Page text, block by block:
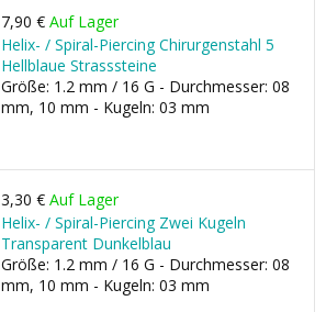
7,90 € Auf Lager
Helix- / Spiral-Piercing Chirurgenstahl 5
Hellblaue Strasssteine
Größe: 1.2 mm / 16 G - Durchmesser: 08
mm, 10 mm - Kugeln: 03 mm
3,30 € Auf Lager
Helix- / Spiral-Piercing Zwei Kugeln
Transparent Dunkelblau
Größe: 1.2 mm / 16 G - Durchmesser: 08
mm, 10 mm - Kugeln: 03 mm